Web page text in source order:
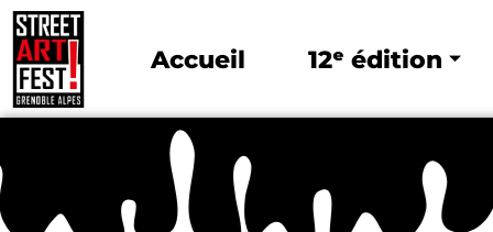
Accueil 12ᵉ édition